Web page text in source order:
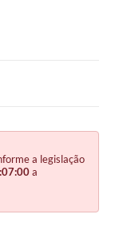
a legislação
a